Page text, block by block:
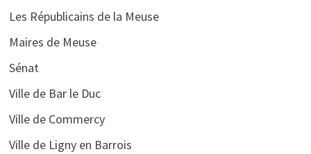
Les Républicains de la Meuse
Maires de Meuse
Sénat
Ville de Bar le Duc
Ville de Commercy
Ville de Ligny en Barrois